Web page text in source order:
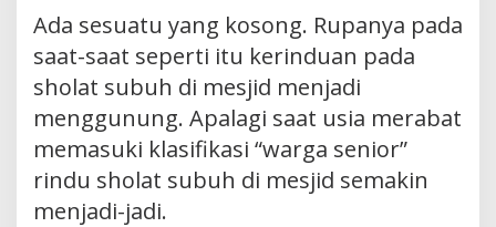
Ada sesuatu yang kosong. Rupanya pada
saat-saat seperti itu kerinduan pada
sholat subuh di mesjid menjadi
menggunung. Apalagi saat usia merabat
memasuki klasifikasi “warga senior”
rindu sholat subuh di mesjid semakin
menjadi-jadi.